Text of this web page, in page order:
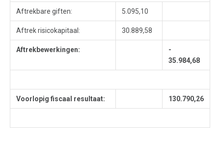
Aftrekbare giften: 5.095,10
Aftrek risicokapitaal: 30.889,58
Aftrekbewerkingen:
-
35.984,68
Voorlopig fiscaal resultaat: 130.790,26